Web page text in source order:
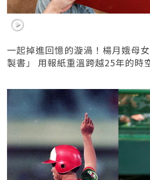
一起掉進回憶的漩渦！楊月娥母
製書」 用報紙重溫跨越25年的時